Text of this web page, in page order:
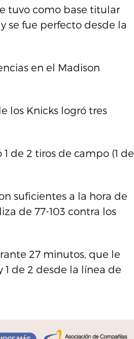
tuvo como base titular
se fue perfecto desde la
en el Madison
los Knicks logró tres
de 2 tiros de campo (1 de
suficientes a la hora de
de 77-103 contra los
27 minutos, que le
1 de 2 desde la línea de